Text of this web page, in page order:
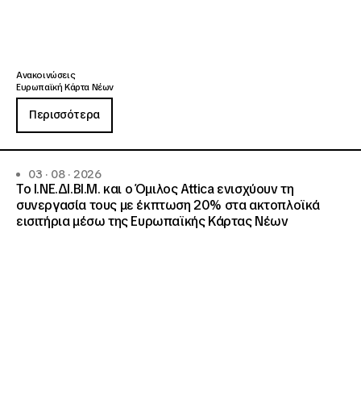
Ανακοινώσεις
Ευρωπαϊκή Κάρτα Νέων
Περισσότερα
03 · 08 · 2026
Το Ι.ΝΕ.ΔΙ.ΒΙ.Μ. και o Όμιλος Attica ενισχύουν τη
συνεργασία τους με έκπτωση 20% στα ακτοπλοϊκά
εισιτήρια μέσω της Ευρωπαϊκής Κάρτας Νέων